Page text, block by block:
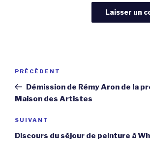
Navigation
l’article
Article
précédent
PRÉCÉDENT
Démission de Rémy Aron de la
Maison des Artistes
Article
suivant
SUIVANT
Discours du séjour de peinture à